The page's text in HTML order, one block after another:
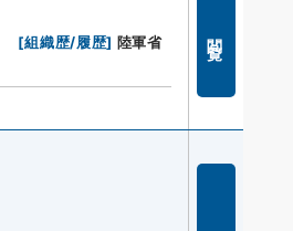
[組織歴/履歴] 陸軍省